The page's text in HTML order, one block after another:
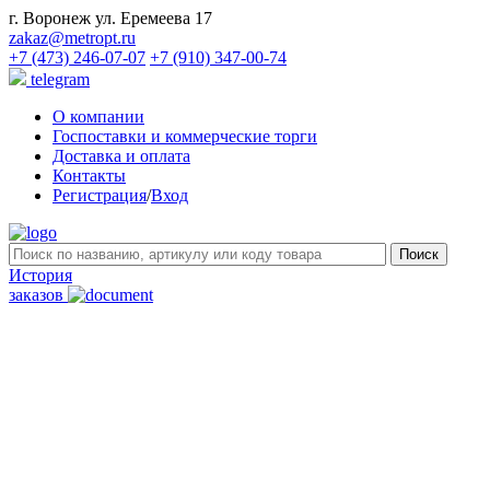
г. Воронеж ул. Еремеева 17
zakaz@metropt.ru
+7 (473) 246-07-07 +7 (910) 347-00-74
telegram
О компании
Госпоставки и коммерческие торги
Доставка и оплата
Контакты
Регистрация/Вход
История
заказов